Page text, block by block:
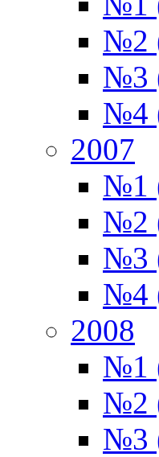
№2
№3
№4
2007
№1
№2
№3
№4
2008
№1
№2
№3